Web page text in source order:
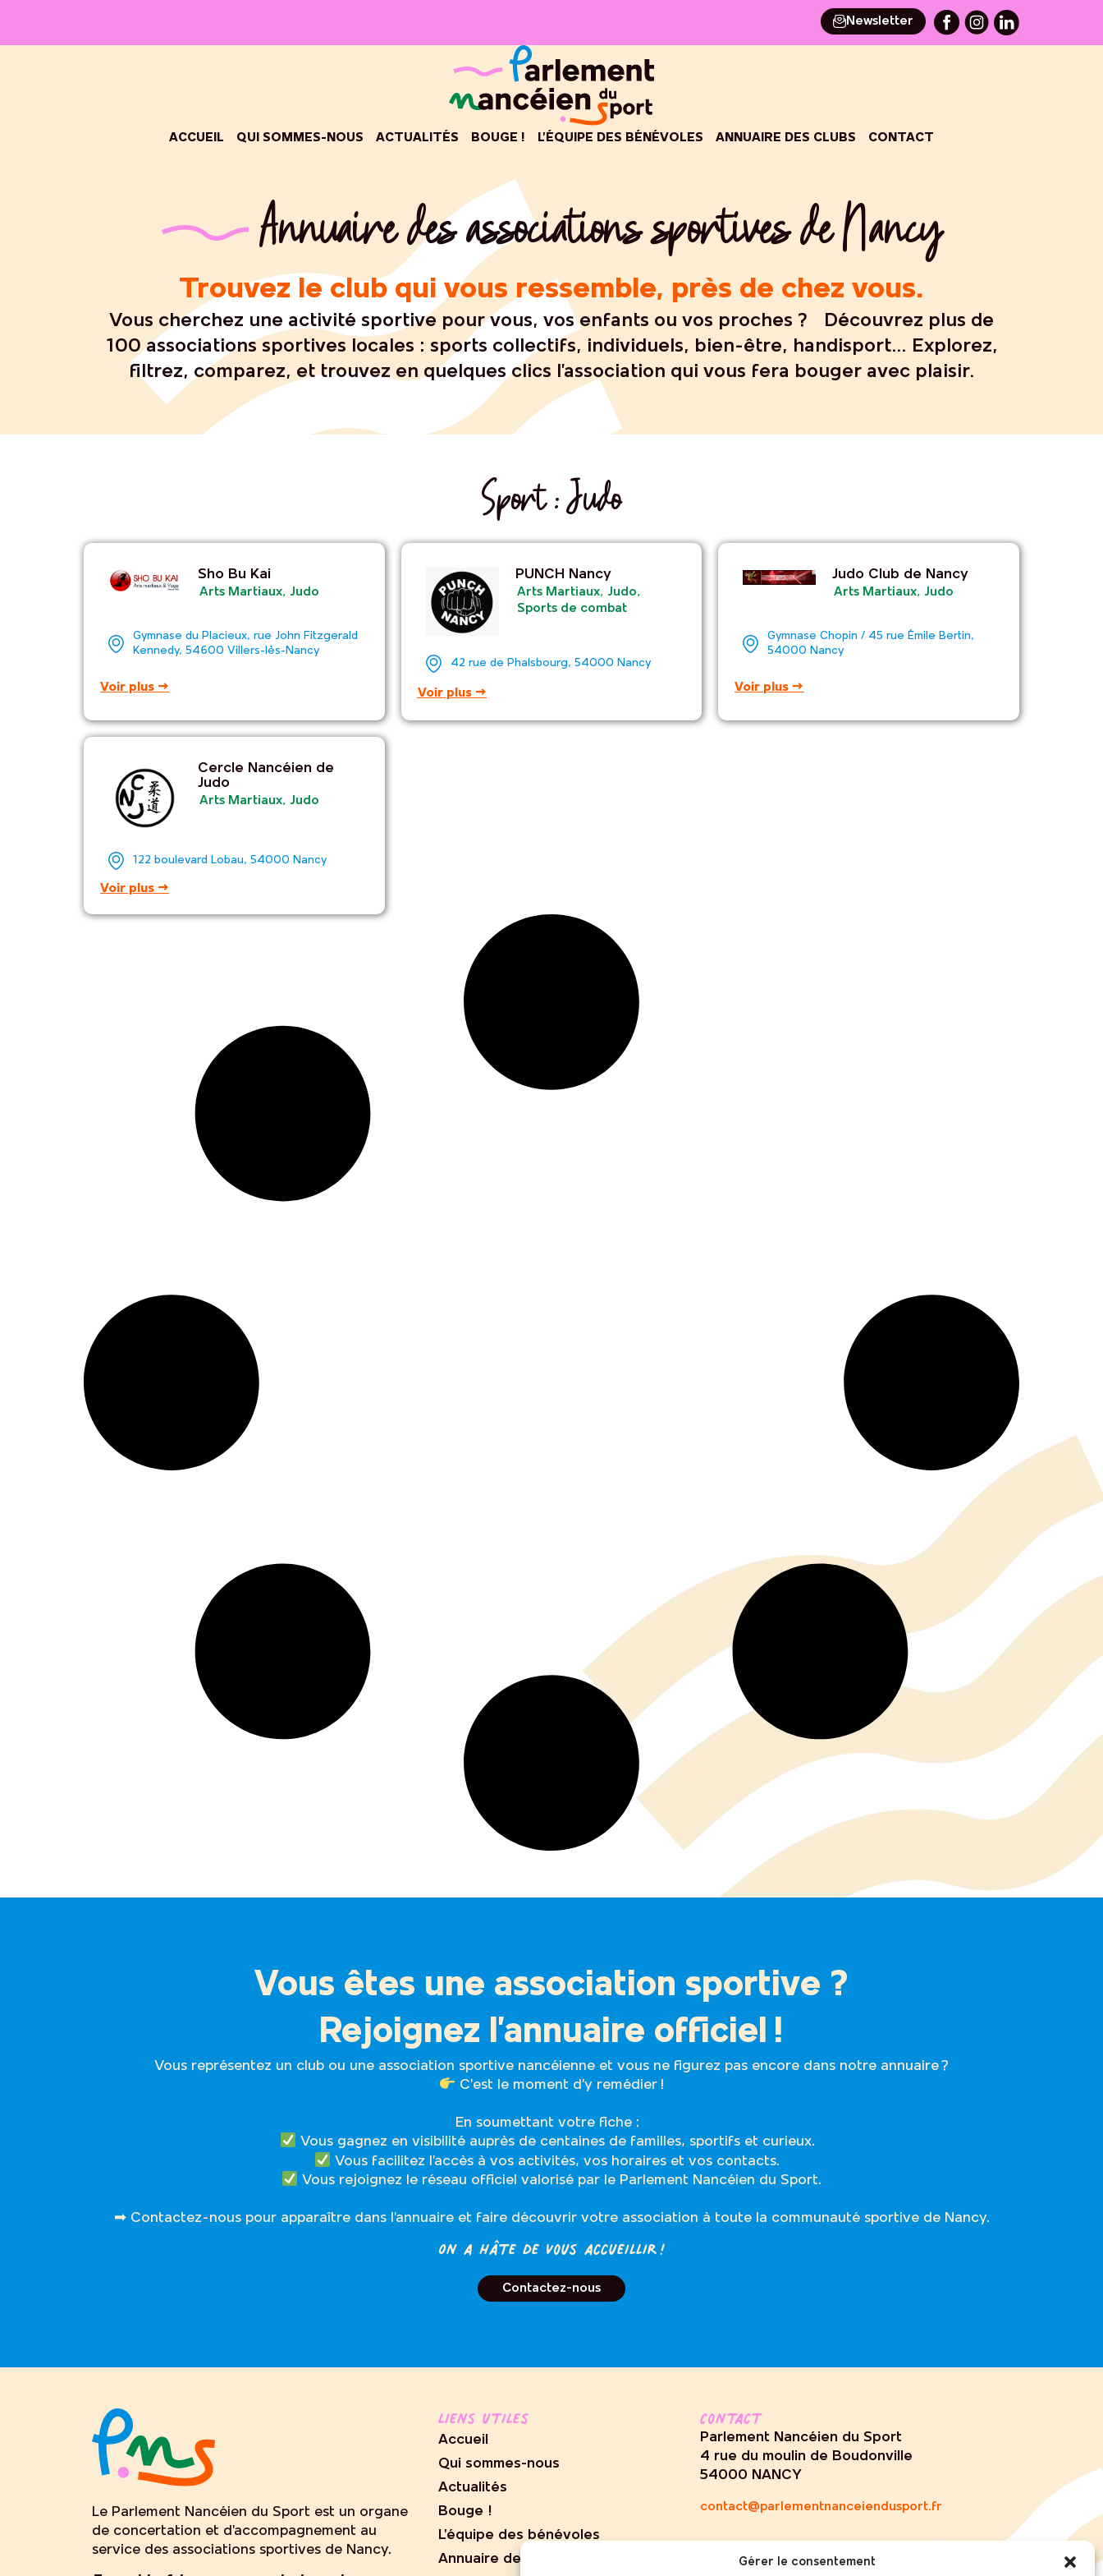
Gérer le consentement
Newsletter
ACCUEIL QUI SOMMES-NOUS ACTUALITÉS BOUGE ! L’ÉQUIPE DES BÉNÉVOLES ANNUAIRE DES CLUBS CONTACT
Annuaire des associations sportives de Nancy
Trouvez le club qui vous ressemble, près de chez vous.
Vous cherchez une activité sportive pour vous, vos enfants ou vos proches ? Découvrez plus de
100 associations sportives locales : sports collectifs, individuels, bien-être, handisport… Explorez,
filtrez, comparez, et trouvez en quelques clics l’association qui vous fera bouger avec plaisir.
Sport : Judo
Sho Bu Kai
Arts Martiaux, Judo
Gymnase du Placieux, rue John Fitzgerald
Kennedy, 54600 Villers-lès-Nancy
Voir plus →
PUNCH Nancy
Arts Martiaux, Judo,
Sports de combat
42 rue de Phalsbourg, 54000 Nancy
Voir plus →
Judo Club de Nancy
Arts Martiaux, Judo
Gymnase Chopin / 45 rue Émile Bertin,
54000 Nancy
Voir plus →
Cercle Nancéien de
Judo
Arts Martiaux, Judo
122 boulevard Lobau, 54000 Nancy
Voir plus →
Vous êtes une association sportive ?
Rejoignez l’annuaire officiel !
Vous représentez un club ou une association sportive nancéienne et vous ne figurez pas encore dans notre annuaire ?
C’est le moment d’y remédier !
En soumettant votre fiche :
Vous gagnez en visibilité auprès de centaines de familles, sportifs et curieux.
Vous facilitez l’accès à vos activités, vos horaires et vos contacts.
Vous rejoignez le réseau officiel valorisé par le Parlement Nancéien du Sport.
➡ Contactez-nous pour apparaître dans l’annuaire et faire découvrir votre association à toute la communauté sportive de Nancy.
On a hâte de vous accueillir !
Contactez-nous
Le Parlement Nancéien du Sport est un organe
de concertation et d’accompagnement au
service des associations sportives de Nancy.
Liens utiles
Accueil
Qui sommes-nous
Actualités
Bouge !
L’équipe des bénévoles
Annuaire des clubs
Contact
Parlement Nancéien du Sport
4 rue du moulin de Boudonville
54000 NANCY
contact@parlementnanceiendusport.fr